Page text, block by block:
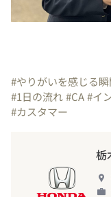
#やりがいを感じる瞬
#1日の流れ#CA#イ
#カスタマー
栃